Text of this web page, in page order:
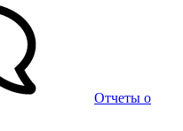
Отчеты о